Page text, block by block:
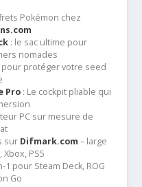
Pokémon chez
: le sac ultime pour
nomades
pour protéger votre seed
Pro: Le cockpit pliable qui
PC sur mesure de
sur Difmark.com – large
Xbox, PS5
1 pour Steam Deck, ROG
Go